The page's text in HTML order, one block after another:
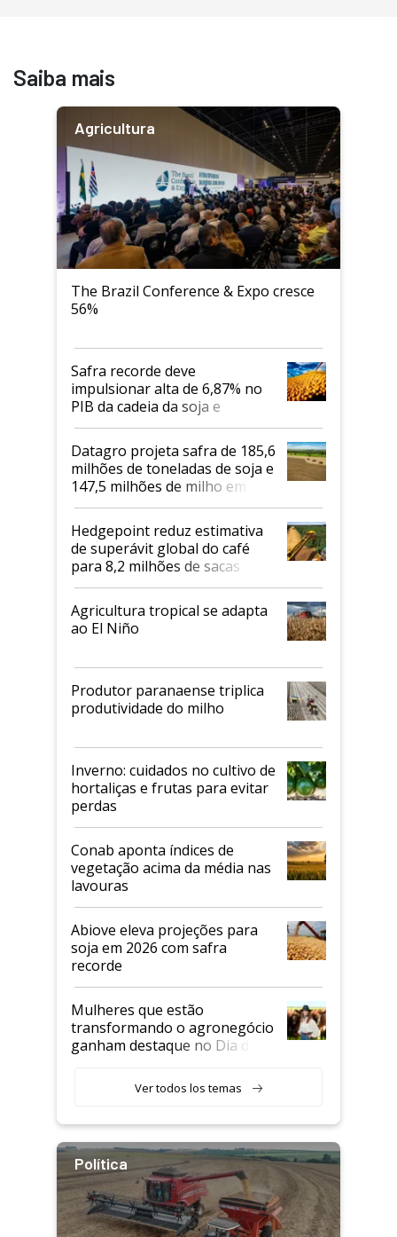
Saiba mais
Agricultura
The Brazil Conference & Expo cresce
56%
Safra recorde deve
impulsionar alta de 6,87% no
PIB da cadeia da soja e
biodiesel em 2026
Datagro projeta safra de 185,6
milhões de toneladas de soja e
147,5 milhões de milho em
2026/27
Hedgepoint reduz estimativa
de superávit global do café
para 8,2 milhões de sacas
Agricultura tropical se adapta
ao El Niño
Produtor paranaense triplica
produtividade do milho
Inverno: cuidados no cultivo de
hortaliças e frutas para evitar
perdas
Conab aponta índices de
vegetação acima da média nas
lavouras
Abiove eleva projeções para
soja em 2026 com safra
recorde
Mulheres que estão
transformando o agronegócio
ganham destaque no Dia do
Ver todos los temas
Política